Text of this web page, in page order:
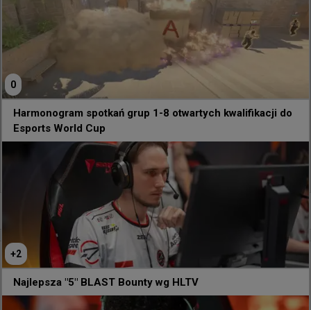
170 6
# tip TombStone 5 godzin temu
de_mirage
0
Harmonogram spotkań grup 1-8 otwartych kwalifikacji do
Esports World Cup
+2
Najlepsza "5" BLAST Bounty wg HLTV